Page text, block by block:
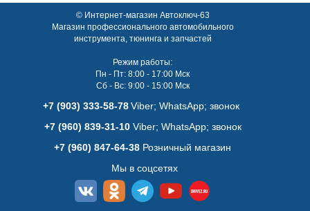
© Интернет-магазин Автоключ-63
Магазин профессионального автомобильного
инструмента, тюнинга и запчастей
Режим работы:
Пн - Пт: 8:00 - 17:00 Мск
Сб - Вс: 9:00 - 15:00 Мск
+7 (903) 333-58-78 Viber; WhatsАpp; звонок
+7 (960) 839-31-10Viber; WhatsАpp; звонок
+7 (960) 847-64-38 Розничный магазин
Мы в соцсетях